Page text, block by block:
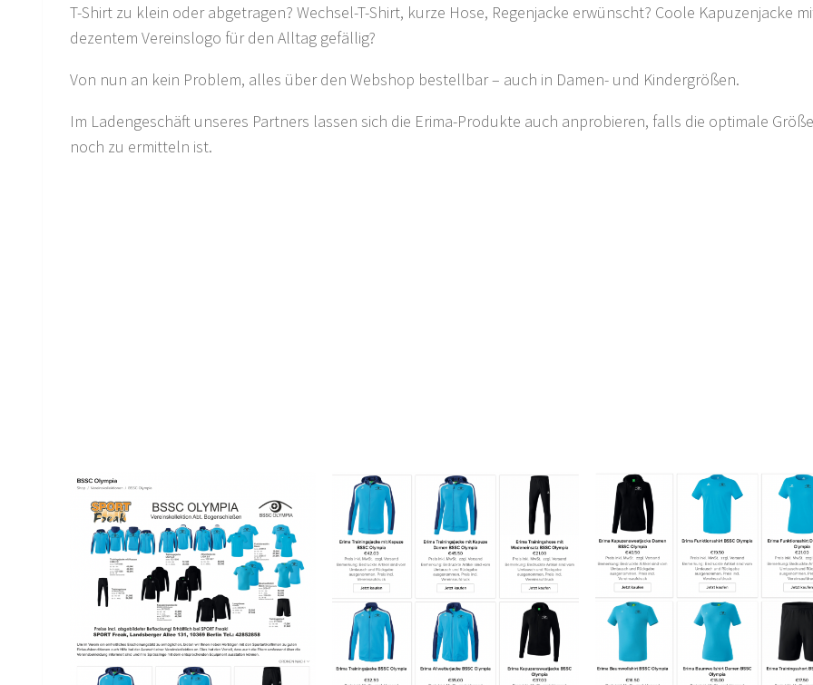
T-Shirt zu klein oder abgetragen? Wechsel-T-Shirt, kurze Hose, Regenjacke erwünscht? Coole Kapuzenjacke
dezentem Vereinslogo für den Alltag gefällig?
Von nun an kein Problem, alles über den Webshop bestellbar – auch in Damen- und Kindergrößen.
Im Ladengeschäft unseres Partners lassen sich die Erima-Produkte auch anprobieren, falls die optimale Größe
noch zu ermitteln ist.